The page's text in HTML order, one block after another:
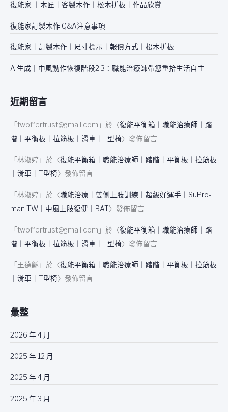
復能家 ｜木匠｜客製木作｜松木拼板｜作品欣賞
復能家訂製木作 Q&A注意事項
復能家｜訂製木作｜尺寸標示｜報價方式｜松木拼板
AI生成｜中風動作恢復階段2.3：職能治療師帶您重拾生活自主
近期留言
「 twoffertrust@gmail.com 」於〈復能平衡箱｜職能治療師｜踏
階｜平衡板｜拉筋板｜滑車｜T型椅〉發佈留言
「 林淑婷 」於〈復能平衡箱｜職能治療師｜踏階｜平衡板｜拉筋板
｜滑車｜T型椅〉發佈留言
「 林淑婷 」於〈職能治療｜雙側上肢訓練｜超級好運手｜SuPro-
man TW｜中風上肢復健｜BAT〉發佈留言
「 twoffertrust@gmail.com 」於〈復能平衡箱｜職能治療師｜踏
階｜平衡板｜拉筋板｜滑車｜T型椅〉發佈留言
「 王德龢 」於〈復能平衡箱｜職能治療師｜踏階｜平衡板｜拉筋板
｜滑車｜T型椅〉發佈留言
彙整
2026 年 4 月
2025 年 12 月
2025 年 4 月
2025 年 3 月